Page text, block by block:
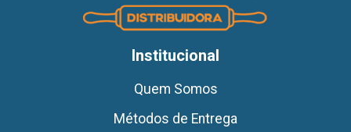
Institucional
Quem Somos
Métodos de Entrega